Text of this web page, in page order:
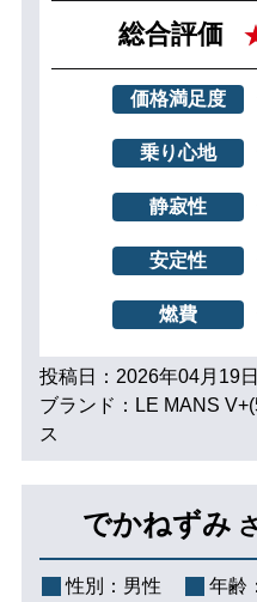
総合評価
価格満足度
乗り心地
静寂性
安定性
燃費
投稿日：2026年04月19日
ブランド：LE MANS
ス
でかねずみ
性別： 男性 年齢：